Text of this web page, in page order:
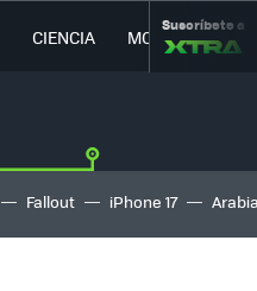
CIENCIA MOVILIDAD
Suscríbete a
Fallout iPhone 17